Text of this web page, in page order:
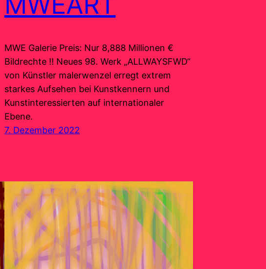
MWE Galerie Preis: Nur 8,888 Millionen €
Bildrechte !! Neues 98. Werk „ALLWAYSFWD“
von Künstler malerwenzel erregt extrem
starkes Aufsehen bei Kunstkennern und
Kunstinteressierten auf internationaler
Ebene.
7. Dezember 2022